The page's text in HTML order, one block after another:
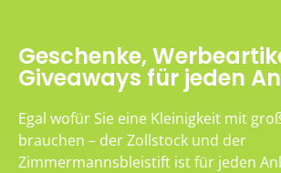
Geschenke,
Giveaways für jeden
Egal wofür Sie eine Kleinigkeit mit
brauchen – der Zollstock und der
Zimmermannsbleistift ist für jeden